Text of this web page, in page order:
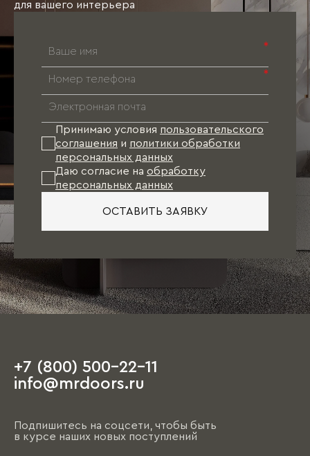
для вашего интерьера
*
*
Принимаю условия пользовательского
соглашения и политики обработки
персональных данных
Даю согласие на обработку
персональных данных
ОСТАВИТЬ ЗАЯВКУ
+7 (800) 500-22-11
info@mrdoors.ru
Подпишитесь на соцсети, чтобы быть
в курсе наших новых поступлений